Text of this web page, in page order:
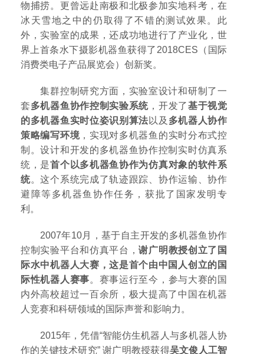
物捕捞。更曾远赴南极和北极参加实地科考，在
冰天雪地之中的仍取得了不错的测试效果。此
外，实验室的成果，还成功地进行了产业化，世
界上首条水下摄影机器鱼获得了2018CES（国际
消费类电子产品展览会）创新奖。
集群控制研究方面，实验室设计和研制了一
套多机器鱼协作控制实验系统 ，开发了基于视觉
的多机器鱼实时位姿识别算法 以及 多机器人协作
策略编写环境，实现对多机器鱼的实时分布式控
制。设计和开发的多机器鱼协作控制实时仿真系
统，是首个以多机器鱼协作为仿真对象的软件系
统。这个系统完成了轨迹跟踪、协作运输、协作
避障等多机器鱼协作任务，获批了国家发明专
利。
2007年10月，基于自主开发的多机器鱼协作
控制实验平台和仿真平台，谢广明教授创立了国
际水中机器人大赛，这是首个由中国人创立的国
际性机器人赛事。赛事运行至今，参与大赛的国
内外高校超过一百余所，极大提高了中国在机器
人竞赛和科研领域的国际声誉和影响力。
2015年，凭借“智能仿生机器人与多机器人协
作的关键技术研究” 谢广明教授获得吴文俊人工智